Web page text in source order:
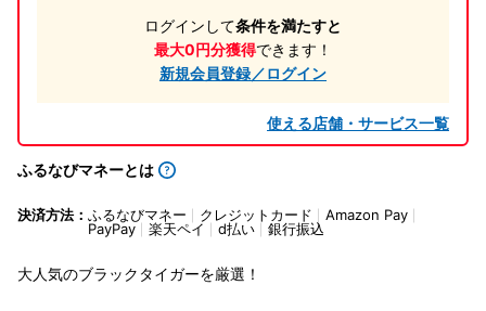
ログインして条件を満たすと
最大0円分獲得できます！
新規会員登録／ログイン
使える店舗・サービス一覧
ふるなびマネーとは
決済方法： ふるなびマネー クレジットカード
Amazon Pay
PayPay
楽天ペイ d払い 銀行振込
大人気のブラックタイガーを厳選！